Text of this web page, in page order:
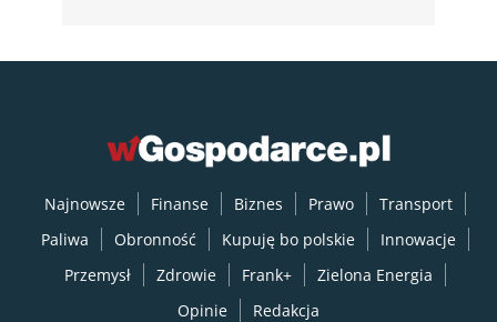
Najnowsze Finanse Biznes Prawo
Transport
Paliwa
Obronność Kupuję bo polskie
Innowacje
Przemysł
Zdrowie Frank+
Zielona Energia
Opinie
Redakcja